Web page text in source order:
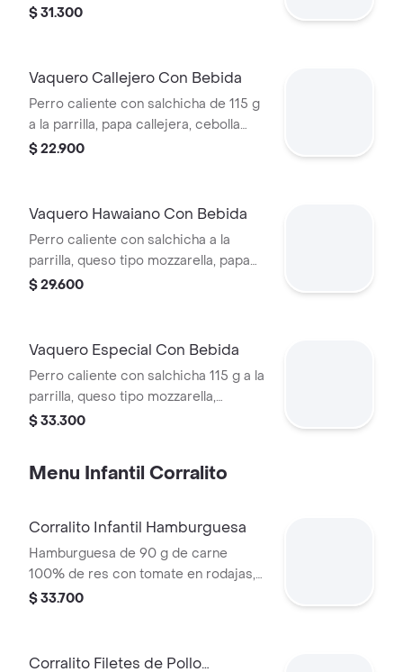
tocineta picada, papa callejera,
$ 31.300
Vaquero Callejero Con Bebida
Perro caliente con salchicha de 115 g
a la parrilla, papa callejera, cebolla
picada, salsa blanca, salsa de tomate
$ 22.900
Vaquero Hawaiano Con Bebida
Perro caliente con salchicha a la
parrilla, queso tipo mozzarella, papa
callejera, piña, salsa blanca y salsa de
$ 29.600
Vaquero Especial Con Bebida
Perro caliente con salchicha 115 g a la
parrilla, queso tipo mozzarella,
tocineta picada, papa callejera,
bebida PET
$ 33.300
Menu Infantil Corralito
Corralito Infantil Hamburguesa
Hamburguesa de 90 g de carne
100% de res con tomate en rodajas,
lechuga en julianas, salsa blanca y
60 g
$ 33.700
Corralito Filetes de Pollo